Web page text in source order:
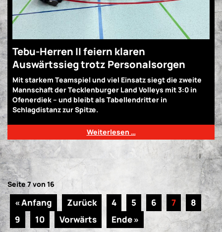
Tebu-Herren II feiern klaren
Auswärtssieg trotz Personalsorgen
Mit starkem Teamspiel und viel Einsatz siegt die zweite
Mannschaft der Tecklenburger Land Volleys mit 3:0 in
Ofenerdiek – und bleibt als Tabellendritter in
Schlagdistanz zur Spitze.
Weiterlesen …
Seite 7 von 16
« Anfang Zurück 4 5 6 7
8
9
10 Vorwärts Ende »